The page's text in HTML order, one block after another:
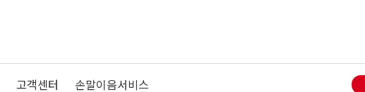
고객센터 손말이음서비스